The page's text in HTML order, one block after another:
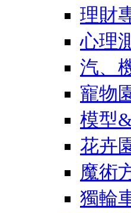
理財
心理
汽、
寵物
模型
花卉
魔術
獨輪